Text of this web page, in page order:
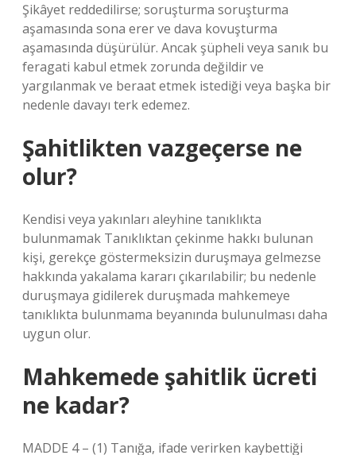
Şikâyet reddedilirse; soruşturma soruşturma
aşamasında sona erer ve dava kovuşturma
aşamasında düşürülür. Ancak şüpheli veya sanık bu
feragati kabul etmek zorunda değildir ve
yargılanmak ve beraat etmek istediği veya başka bir
nedenle davayı terk edemez.
Şahitlikten vazgeçerse ne
olur?
Kendisi veya yakınları aleyhine tanıklıkta
bulunmamak Tanıklıktan çekinme hakkı bulunan
kişi, gerekçe göstermeksizin duruşmaya gelmezse
hakkında yakalama kararı çıkarılabilir; bu nedenle
duruşmaya gidilerek duruşmada mahkemeye
tanıklıkta bulunmama beyanında bulunulması daha
uygun olur.
Mahkemede şahitlik ücreti
ne kadar?
MADDE 4 – (1) Tanığa, ifade verirken kaybettiği